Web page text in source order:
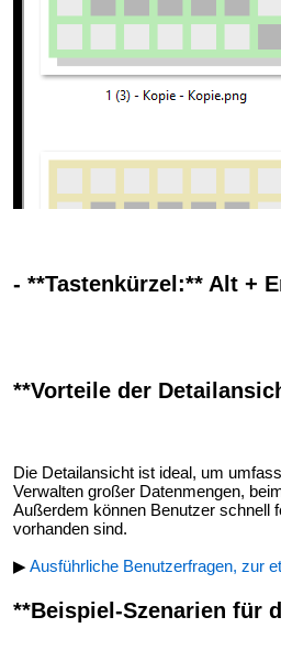
- **Tastenkürzel:** Alt +
**Vorteile der
Die Detailansicht ist ideal, um
Verwalten großer Datenmengen,
Außerdem können Benutzer schnell
vorhanden sind.
▶Ausführliche Benutzerfragen, zur
**Beispiel-Szenarien für